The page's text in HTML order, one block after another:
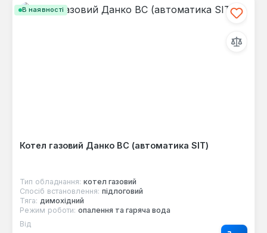
В наявності
Котел газовий Данко ВС (автоматика SIT)
Тип обладнання: котел газовий
Спосіб встановлення: підлоговий
Тяга: димохідний
Режим роботи: опалення та гаряча вода
Звичайна ціна:
Від